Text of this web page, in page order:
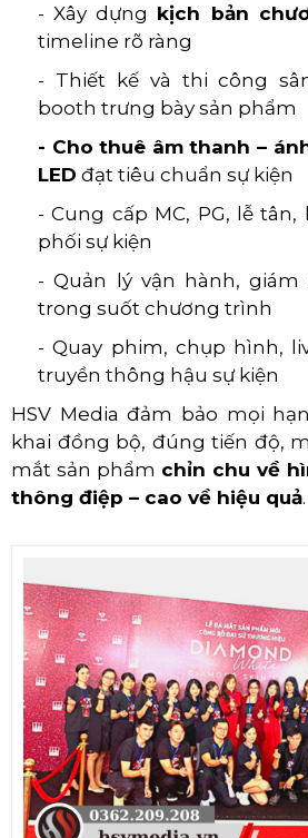
- Xây dựng kịch bản
timeline rõ ràng
- Thiết kế và thi công
booth trưng bày sản phẩm
- Cho thuê âm thanh –
LED đạt tiêu chuẩn sự kiện
- Cung cấp MC, PG, lễ
phối sự kiện
- Quản lý vận hành,
trong suốt chương trình
- Quay phim, chụp hình,
truyền thông hậu sự kiện
HSV Media đảm bảo mọi
khai đồng bộ, đúng tiến độ,
mắt sản phẩm chỉn chu về
thông điệp – cao về hiệu quả.